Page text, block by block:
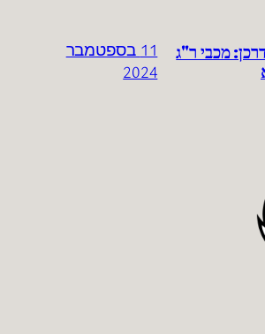
מכבי ר"ג
11 בספטמבר
2024